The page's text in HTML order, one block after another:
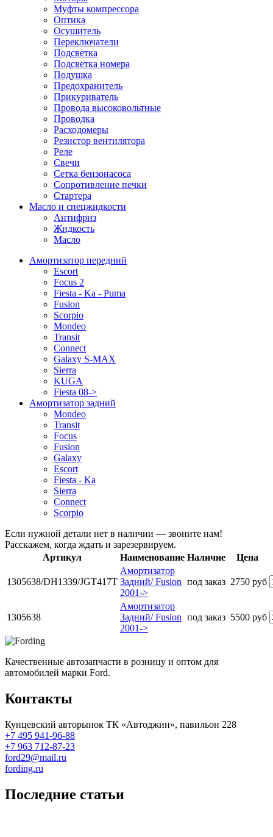
Муфты компрессора
Оптика
Осушитель
Переключатели
Подсветка
Подсветка номера
Подушка
Предохранитель
Прикуриватель
Провода высоковольтные
Проводка
Расходомеры
Резистор вентилятора
Реле
Свечи
Сетка бензонасоса
Сопротивление печки
Стартера
Масло и спецжидкости
Антифриз
Жидкость
Масло
Амортизатор передний
Escort
Focus 2
Fiesta - Ka - Puma
Fusion
Scorpio
Mondeo
Transit
Connect
Galaxy S-MAX
Sierra
KUGA
Fiesta 08->
Амортизатор задний
Mondeo
Transit
Focus
Fusion
Galaxy
Escort
Fiesta - Ka
Sierra
Connect
Scorpio
Если нужной детали нет в наличии — звоните нам!
Расскажем, когда ждать и зарезервируем.
Артикул
Наименование Наличие Цена
1305638/DH1339/JGT417T
Амортизатор
Задний/ Fusion
2001->
под заказ 2750 руб
1305638
Амортизатор
Задний/ Fusion
2001->
под заказ 5500 руб
Качественные автозапчасти в розницу и оптом для
автомобилей марки Ford.
Контакты
Кунцевский авторынок ТК «Автоджин», павильон 228
+7 495 941-96-88
+7 963 712-87-23
ford29@mail.ru
fording.ru
Последние статьи